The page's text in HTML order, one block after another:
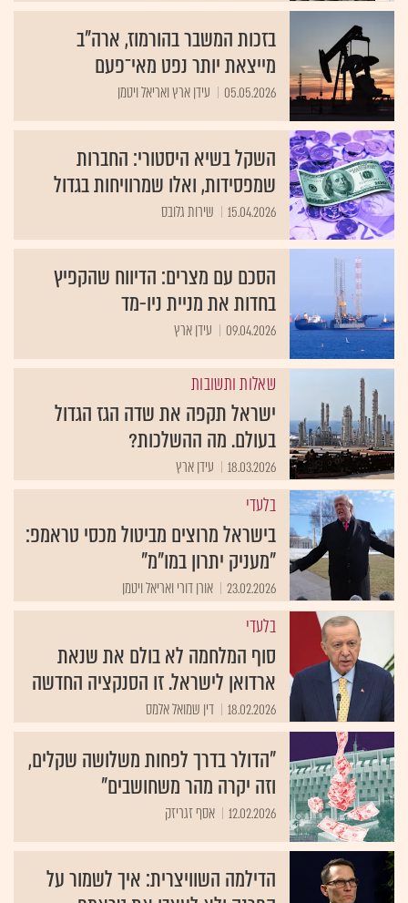
בזכות המשבר בהורמוז, ארה"ב
מייצאת יותר נפט מאי־פעם
05.05.2026 עידן ארץ ואריאל ויטמן
השקל בשיא היסטורי: החברות
שמפסידות, ואלו שמרוויחות בגדול
15.04.2026 שירות גלובס
הסכם עם מצרים: הדיווח שהקפיץ
בחדות את מניית ניו-מד
09.04.2026 עידן ארץ
שאלות ותשובות
ישראל תקפה את שדה הגז הגדול
בעולם. מה ההשלכות?
18.03.2026 עידן ארץ
בלעדי
בישראל מרוצים מביטול מכסי טראמפ:
"מעניק יתרון במו"מ"
23.02.2026 אורן דורי ואריאל ויטמן
בלעדי
סוף המלחמה לא בולם את שנאת
ארדואן לישראל. זו הסנקציה החדשה
18.02.2026 דין שמואל אלמס
"הדולר בדרך לפחות משלושה שקלים,
וזה יקרה מהר משחושבים"
12.02.2026 אסף זגריזק
הדילמה השוויצרית: איך לשמור על